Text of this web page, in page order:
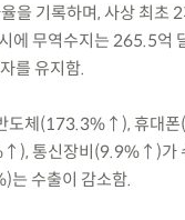
을 기록하며, 사상 최초
에 무역수지는 265.5억
를 유지함.
도체(173.3%↑), 휴대
통신장비(9.9%↑)가
수출이 감소함.